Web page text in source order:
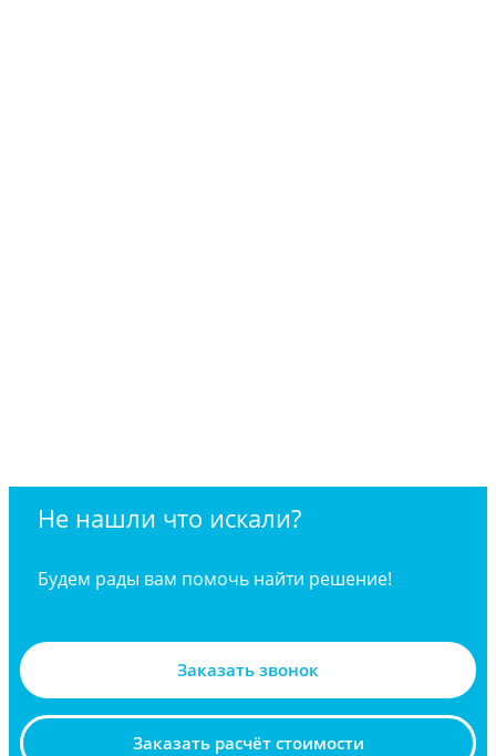
Не нашли что искали?
Будем рады вам помочь найти решение!
Заказать звонок
Заказать расчёт стоимости